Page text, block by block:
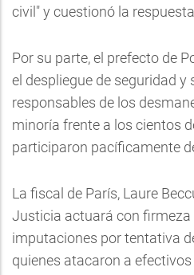
civil" y cuestionó la
Por su parte, el prefecto de
el despliegue de seguridad y
responsables de los
minoría frente a los cientos
participaron pacíficamente
La fiscal de París, Laure
Justicia actuará con
imputaciones por tentativa
quienes atacaron a